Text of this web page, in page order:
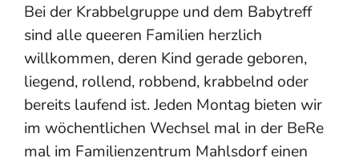
Bei der Krabbelgruppe und dem Babytreff
sind alle queeren Familien herzlich
willkommen, deren Kind gerade geboren,
liegend, rollend, robbend, krabbelnd oder
bereits laufend ist. Jeden Montag bieten wir
im wöchentlichen Wechsel mal in der BeRe
mal im Familienzentrum Mahlsdorf einen